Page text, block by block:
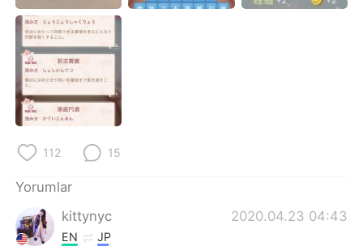
Italiano
Português
112 15
Yorumlar
kittynyc
2020.04.23 04:43
EN JP